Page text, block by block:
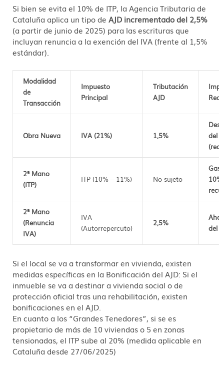
Si bien se evita el 10% de ITP, la Agencia Tributaria de
Cataluña aplica un tipo de AJD incrementado del 2,5%
(a partir de junio de 2025) para las escrituras que
incluyan renuncia a la exención del IVA (frente al 1,5%
estándar).
Modalidad
de
Transacción
Impuesto
Principal
Tributación
AJD
Obra Nueva IVA (21%) 1,5%
del
2ª Mano
(ITP)
ITP (10% – 11%) No sujeto
2ª Mano
(Renuncia
IVA)
IVA
(Autorrepercuto)
2,5%
del
Si el local se va a transformar en vivienda, existen
medidas específicas en la Bonificación del AJD: Si el
inmueble se va a destinar a vivienda social o de
protección oficial tras una rehabilitación, existen
bonificaciones en el AJD.
En cuanto a los “Grandes Tenedores”, si se es
propietario de más de 10 viviendas o 5 en zonas
tensionadas, el ITP sube al 20% (medida aplicable en
Cataluña desde 27/06/2025)